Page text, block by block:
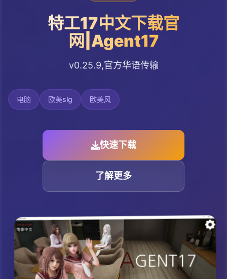
特工17中文下载官
网|Agent17
v0.25.9,官方华语传输
电脑 欧美slg 欧美风
快速下载
了解更多